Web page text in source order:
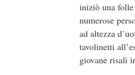
iniziò una folle
numerose
ad altezza
tavolinetti
giovane risalì